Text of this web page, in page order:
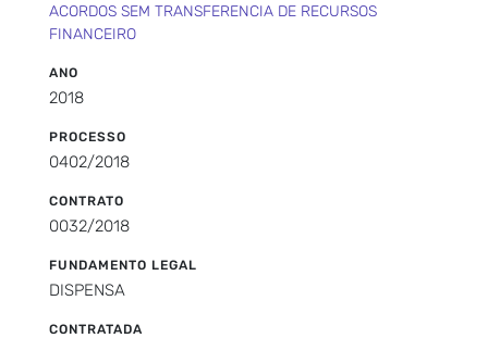
ACORDOS SEM TRANSFERENCIA DE RECURSOS
FINANCEIRO
ANO
2018
PROCESSO
0402/2018
CONTRATO
0032/2018
FUNDAMENTO LEGAL
DISPENSA
CONTRATADA